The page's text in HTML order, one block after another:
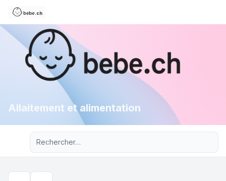
Allaitement et alimentation
Recherche avancée